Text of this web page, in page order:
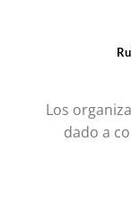
Los
dado a